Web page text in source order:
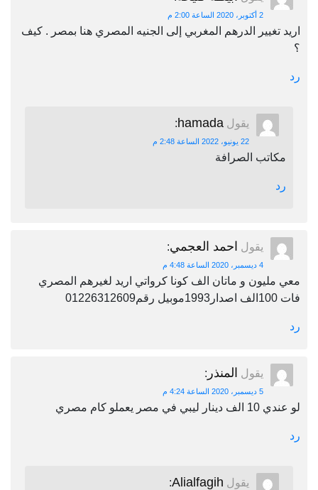
2 أكتوبر، 2020 الساعة 2:00 م
اريد تغيير الدرهم المغربي إلى الجنيه المصري هنا بمصر . كيف
؟
رد
يقول hamada
:
22 يونيو، 2022 الساعة 2:48 م
مكاتب الصرافة
رد
يقول احمد العجمي:
4 ديسمبر، 2020 الساعة 4:48 م
معي مليون و ماتان الف كونا كرواتي اريد لغيرهم المصري
فات 100الف اصدار1993موبيل رقم01226312609
رد
يقول المنذر :
5 ديسمبر، 2020 الساعة 4:24 م
لو عندي 10 الف دينار ليبي في مصر يعملو كام مصري
رد
يقول Alialfagih
: